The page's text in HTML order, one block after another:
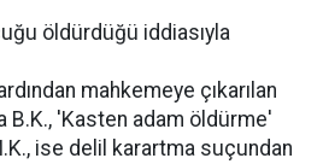
öldürdüğü iddiasıyla
mahkemeye çıkarılan
B.K., 'Kasten adam öldürme'
ise delil karartma suçundan